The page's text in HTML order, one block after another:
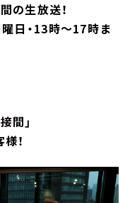
の生放送！
曜日・13時～17時ま
間」
！